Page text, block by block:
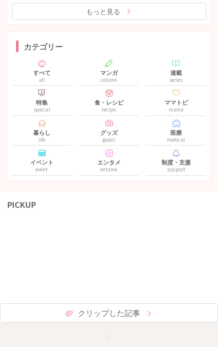
もっと見る
カテゴリー
すべて
all
マンガ
column
連載
series
特集
special
食・レシピ
recipe
ママトピ
mama
暮らし
life
グッズ
goods
医療
medical
イベント
event
エンタメ
entame
制度・支援
support
PICKUP
クリップした記事